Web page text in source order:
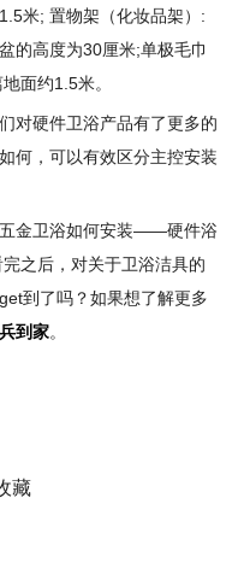
米; 置物架（化妆品架）:
的高度为30厘米;单极毛巾
面约1.5米。
对硬件卫浴产品有了更多的
何，可以有效区分主控安装
五金卫浴如何安装——硬件浴
之后，对关于卫浴洁具的
到了吗？如果想了解更多
到家。
藏